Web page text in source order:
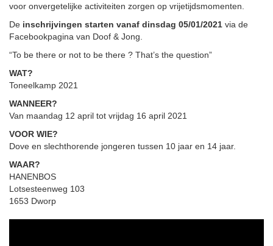
voor onvergetelijke activiteiten zorgen op vrijetijdsmomenten.
De inschrijvingen starten vanaf dinsdag 05/01/2021 via de
Facebookpagina van Doof & Jong.
“To be there or not to be there ? That’s the question”
WAT?
Toneelkamp 2021
WANNEER?
Van maandag 12 april tot vrijdag 16 april 2021
VOOR WIE?
Dove en slechthorende jongeren tussen 10 jaar en 14 jaar.
WAAR?
HANENBOS
Lotsesteenweg 103
1653 Dworp